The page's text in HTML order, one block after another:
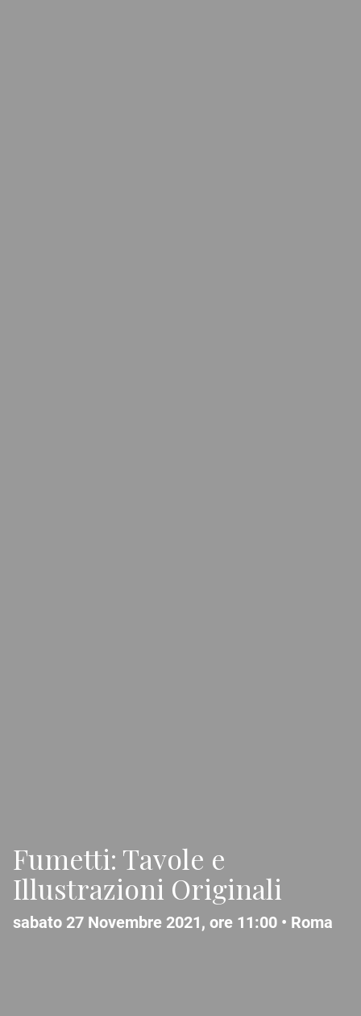
Fumetti: Tavole e
Illustrazioni Originali
sabato 27 Novembre 2021, ore 11:00 • Roma